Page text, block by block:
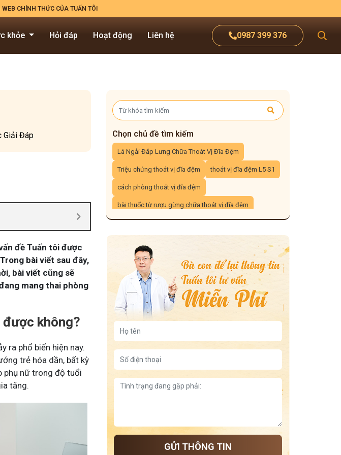
CHÍNH THỨC CỦA TUẤN TÔI
0987 399 376
khỏe Hỏi đáp Hoạt động Liên hệ
Giải Đáp
đề Tuấn tôi được
bài viết sau đây,
bài viết cũng sẽ
mang thai phòng
không?
ra phổ biến hiện nay.
trẻ hóa dần, bất kỳ
phụ nữ trong độ tuổi
tăng.
Chọn chủ đề tìm kiếm
Lá Ngải Đắp Lưng Chữa Thoát Vị Đĩa Đệm
Triệu chứng thoát vị đĩa đệm thoát vị đĩa đệm L5 S1
cách phòng thoát vị đĩa đệm
bài thuốc từ rượu gừng chữa thoát vị đĩa đệm
vỏ bưởi – cam – chanh chữa thoát vị đĩa đệm
tư thế ngồi đúng cho người thoát vị
cây tầm gửi chữa thoát vị đĩa đệm
cây dây đau xương trị thoát vị
đu đủ xanh chữa thoát vị đĩa đệm
thoát vị đĩa đệm ở người già
thoát vị đĩa đệm và thoái hóa cột sống
thoát vị đĩa đệm ở người trẻ tuổi
GỬI THÔNG TIN